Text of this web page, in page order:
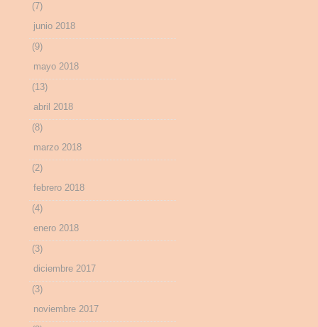
(7)
junio 2018
(9)
mayo 2018
(13)
abril 2018
(8)
marzo 2018
(2)
febrero 2018
(4)
enero 2018
(3)
diciembre 2017
(3)
noviembre 2017